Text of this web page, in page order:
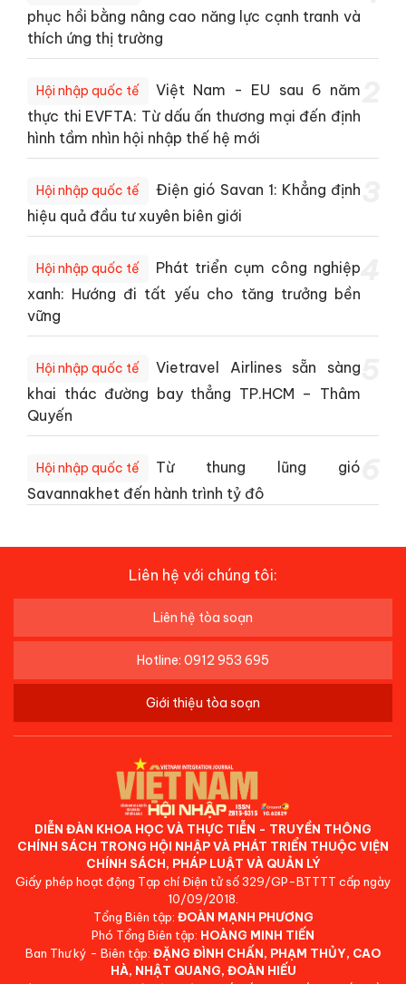
phục hồi bằng nâng cao năng lực cạnh tranh và
thích ứng thị trường
Hội nhập quốc tế
Việt Nam - EU sau 6 năm
thực thi EVFTA: Từ dấu ấn thương mại đến định
hình tầm nhìn hội nhập thế hệ mới
Hội nhập quốc tế
Điện gió Savan 1: Khẳng định
hiệu quả đầu tư xuyên biên giới
Hội nhập quốc tế
Phát triển cụm công nghiệp
xanh: Hướng đi tất yếu cho tăng trưởng bền
vững
Hội nhập quốc tế
Vietravel Airlines sẵn sàng
khai thác đường bay thẳng TP.HCM – Thâm
Quyến
Hội nhập quốc tế
Từ thung lũng gió
Savannakhet đến hành trình tỷ đô
Liên hệ với chúng tôi:
Liên hệ tòa soạn
Hotline: 0912 953 695
Giới thiệu tòa soạn
DIỄN ĐÀN KHOA HỌC VÀ THỰC TIỄN - TRUYỀN THÔNG
CHÍNH SÁCH TRONG HỘI NHẬP VÀ PHÁT TRIỂN THUỘC VIỆN
CHÍNH SÁCH, PHÁP LUẬT VÀ QUẢN LÝ
Giấy phép hoạt động Tạp chí Điện tử số 329/GP-BTTTT cấp ngày
10/09/2018.
Tổng Biên tập: ĐOÀN MẠNH PHƯƠNG
Phó Tổng Biên tập: HOÀNG MINH TIẾN
Ban Thư ký - Biên tập: ĐẶNG ĐÌNH CHẤN, PHẠM THỦY, CAO
HÀ, NHẬT QUANG, ĐOÀN HIẾU